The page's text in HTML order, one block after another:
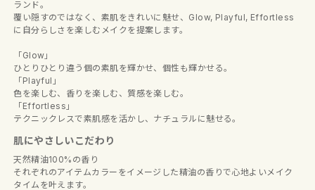
ランド。
覆い隠すのではなく、素肌をきれいに魅せ、Glow, Playful, Effortless
に自分らしさを楽しむメイクを提案します。
「Glow」
ひとりひとり違う個の素肌を輝かせ、個性も輝かせる。
「Playful」
色を楽しむ、香りを楽しむ、質感を楽しむ。
「Effortless」
テクニックレスで素肌感を活かし、ナチュラルに魅せる。
肌にやさしいこだわり
天然精油100%の香り
それぞれのアイテムカラーをイメージした精油の香りで心地よいメイク
タイムを叶えます。